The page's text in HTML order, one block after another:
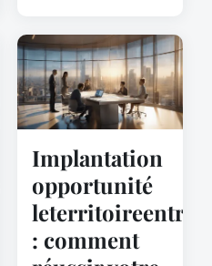
Implantation
opportunité
: comment